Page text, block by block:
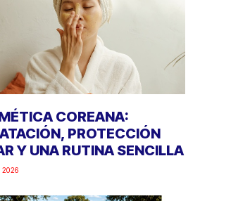
COREANA:
PROTECCIÓN
Y UNA RUTINA SENCILLA
2026